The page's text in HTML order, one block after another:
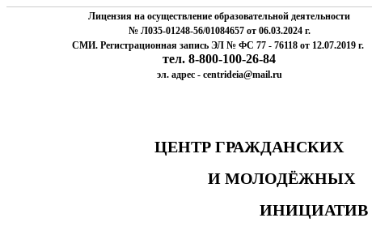
Лицензия на осуществление образовательной деятельности
№ Л035-01248-56/01084657 от 06.03.2024 г.
СМИ. Регистрационная запись ЭЛ № ФС 77 - 76118 от 12.07.2019 г.
тел. 8-800-100-26-84
эл. адрес - centrideia@mail.ru
ЦЕНТР ГРАЖДАНСКИХ
И МОЛОДЁЖНЫХ
ИНИЦИАТИВ